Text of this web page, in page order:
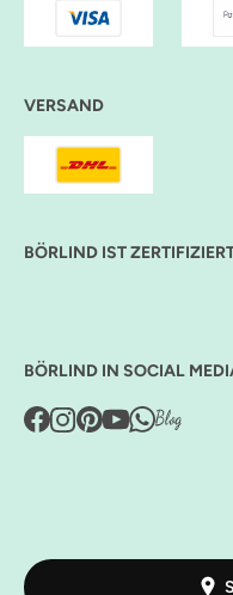
VERSAND
BÖRLIND IST
BÖRLIND IN SOCIAL